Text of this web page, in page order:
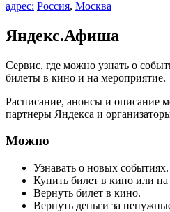
адрес: Россия, Москва
Яндекс.Афиша
Cервис, где можно узнать о
билеты в кино и на мероприятие.
Расписание, анонсы и описание
партнеры Яндекса и
Можно
Узнавать о новых событиях.
Купить билет в кино или
Вернуть билет в кино.
Вернуть деньги за